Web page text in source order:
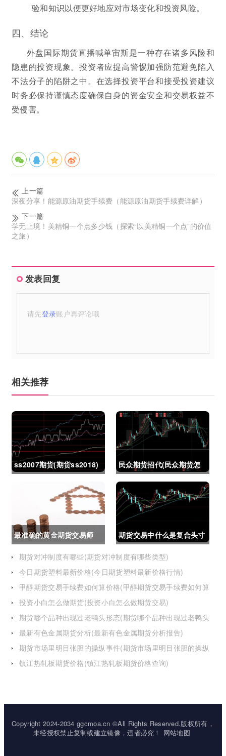
验和知识以便更好地应对市场变化和投资风险。
四、结论
外盘国际期货直播喊单宙斯是一种存在诸多风险和
隐患的投资现象。投资者应提高警惕加强防范避免陷入
不法分子的陷阱之中。在选择投资平台和接受投资建议
时务必保持谨慎态度确保自身的资金安全和交易权益不
受侵害。
上一篇
深夜分享！能源原油期货手续费（能源原油期货手续费详解）
下一篇
学无止境！美精铜一个点多少钱（探索“以美精铜一个点”的价值
之旅）
发表回复
请先登录账户再评论哦
相关推荐
ss2007期货(期货ss2018)
民众期货招代(民众期货怎
么了)
最准确的黄金期货交易师
(最准确的黄金期货交易师
是谁)
期货交易中什么是复合头寸
(期货交易中什么是复合头
寸交易)
期货对冲制度有哪些(期货对冲制度有哪些类型)
今日期货塑料最新价格(今日期货塑料最新价格行情)
甲醇期货交易手续费如何算价格(甲醇期货交易手续费如何算
投资小白怎么做期货(投资小白怎么做期货交易)
期货哪个品种出现过老鸭头形态(期货哪个品种出现过老鸭头
最新有色金属期货分析(最新有色金属期货分析报告)
期货市场里明目张胆的操纵事件(期货市场里明目张胆的操纵
镇江热轧板期货价格(镇江热轧板期货价格查询)
Copyright 2024-2034 ggcmoa.cn ©All Rights Reserved.版权所有，
未经授权禁止复制或建立镜像，违者必究！
网站地图